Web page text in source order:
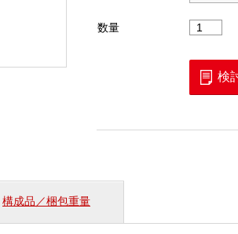
数量
FA
マ
チ
検
構成品／梱包重量